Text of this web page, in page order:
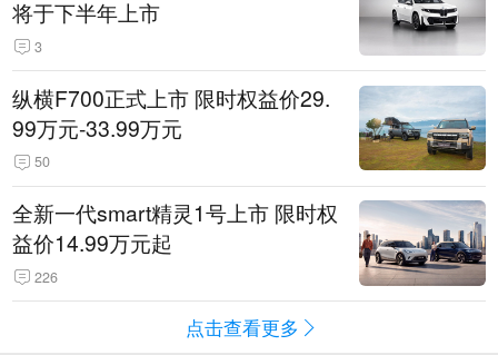
将于下半年上市
3
纵横F700正式上市 限时权益价29.
99万元-33.99万元
50
全新一代smart精灵1号上市 限时权
益价14.99万元起
226
点击查看更多